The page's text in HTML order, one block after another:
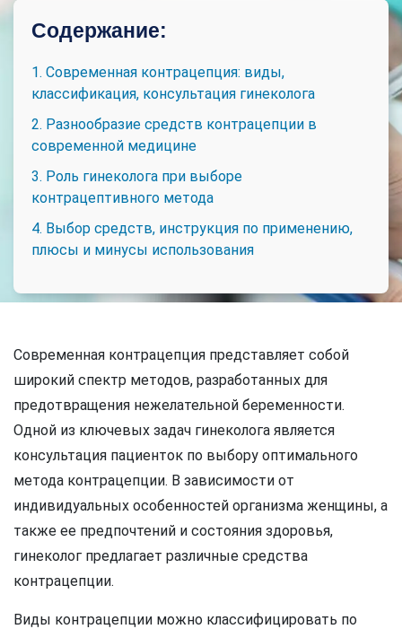
Содержание:
1. Современная контрацепция: виды,
классификация, консультация гинеколога
2. Разнообразие средств контрацепции в
современной медицине
3. Роль гинеколога при выборе
контрацептивного метода
4. Выбор средств, инструкция по применению,
плюсы и минусы использования
Современная контрацепция представляет собой
широкий спектр методов, разработанных для
предотвращения нежелательной беременности.
Одной из ключевых задач гинеколога является
консультация пациенток по выбору оптимального
метода контрацепции. В зависимости от
индивидуальных особенностей организма женщины, а
также ее предпочтений и состояния здоровья,
гинеколог предлагает различные средства
контрацепции.
Виды контрацепции можно классифицировать по